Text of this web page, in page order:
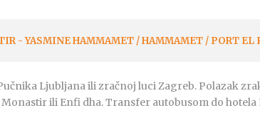
- YASMINE HAMMAMET / HAMMAMET / PORT EL
Ljubljana ili zračnoj luci Zagreb. Polazak
ili Enfi dha. Transfer autobusom do